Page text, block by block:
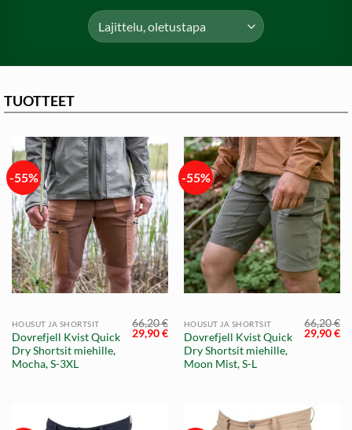
TUOTTEET
-55%
HOUSUT JA SHORTSIT
Dovrefjell Kvist Quick
Dry Shortsit miehille,
Mocha, S-3XL
66,20€
Alkuperäinen
hinta
29,90€Nykyinen
hinta
29,90 €.
-55%
HOUSUT JA SHORTSIT
Dovrefjell Kvist Quick
Dry Shortsit miehille,
Moon Mist, S-L
66,20€
hinta
29,90€